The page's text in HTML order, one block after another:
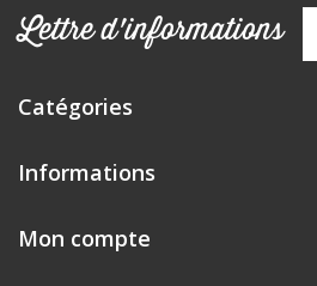
Lettre d'informations
Catégories
Informations
Mon compte